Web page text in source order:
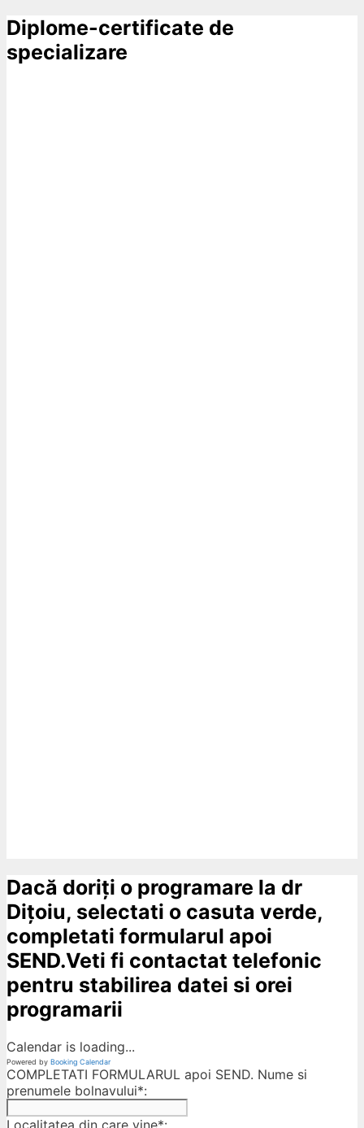
Diplome-certificate de
specializare
Dacă doriți o programare la dr
Dițoiu, selectati o casuta verde,
completati formularul apoi
SEND.Veti fi contactat telefonic
pentru stabilirea datei si orei
programarii
Calendar is loading...
Powered by Booking Calendar
COMPLETATI FORMULARUL apoi SEND. Nume si
prenumele bolnavului*: